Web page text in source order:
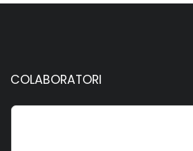
COLABORATORI